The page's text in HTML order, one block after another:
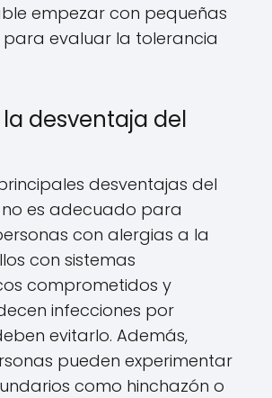
empezar con pequeñas
evaluar la tolerancia
desventaja del
desventajas del
no es adecuado para
con alergias a la
con sistemas
comprometidos y
infecciones por
evitarlo. Además,
pueden experimentar
como hinchazón o